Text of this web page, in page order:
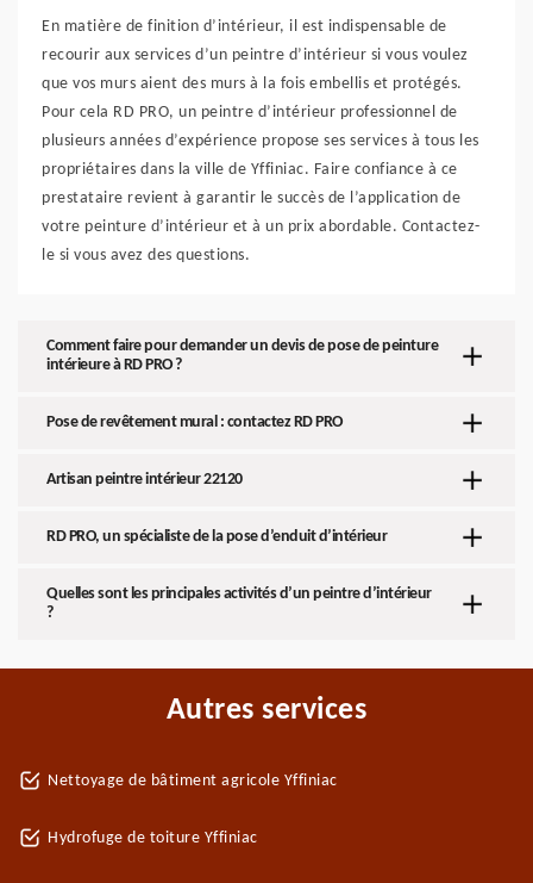
En matière de finition d’intérieur, il est indispensable de
recourir aux services d’un peintre d’intérieur si vous voulez
que vos murs aient des murs à la fois embellis et protégés.
Pour cela RD PRO, un peintre d’intérieur professionnel de
plusieurs années d’expérience propose ses services à tous les
propriétaires dans la ville de Yffiniac. Faire confiance à ce
prestataire revient à garantir le succès de l’application de
votre peinture d’intérieur et à un prix abordable. Contactez-
le si vous avez des questions.
Comment faire pour demander un devis de pose de peinture
intérieure à RD PRO ?
Pose de revêtement mural : contactez RD PRO
Artisan peintre intérieur 22120
RD PRO, un spécialiste de la pose d’enduit d’intérieur
Quelles sont les principales activités d’un peintre d’intérieur
?
Autres services
Nettoyage de bâtiment agricole Yffiniac
Hydrofuge de toiture Yffiniac